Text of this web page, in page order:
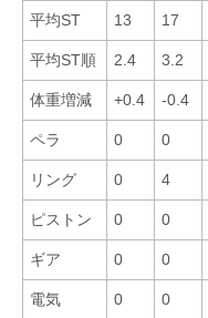
平均ST 13 17
平均ST順 2.4 3.2
体重増減 +0.4 -0.4
ペラ 0 0
リング 0 4
ピストン 0 0
ギア 0 0
電気 0 0